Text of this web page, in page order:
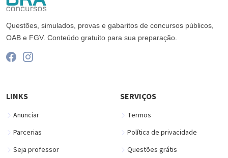
Questões, simulados, provas e gabaritos de concursos públicos,
OAB e FGV. Conteúdo gratuito para sua preparação.
LINKS
Anunciar
Parcerias
Seja professor
SERVIÇOS
Termos
Política de privacidade
Questões grátis